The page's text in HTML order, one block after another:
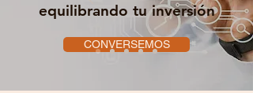
equilibrando tu inversión
CONVERSEMOS